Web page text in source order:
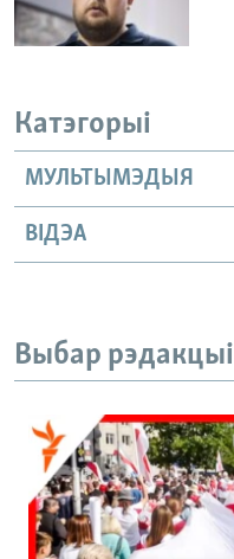
Катэгорыі
МУЛЬТЫМЭДЫЯ
ВІДЭА
Выбар рэдакцыі